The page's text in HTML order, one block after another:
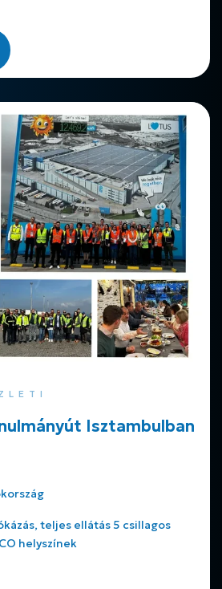
Isztambulban
teljes ellátás 5 csillagos
helyszínek